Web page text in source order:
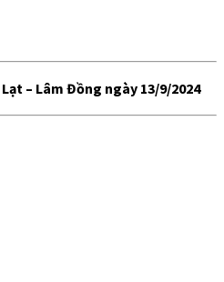
– Lâm Đồng ngày 13/9/2024